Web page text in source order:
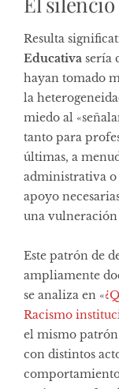
Resulta
Educativa sería
hayan tomado
la
miedo al
tanto para
últimas, a
administrativa o
apoyo
una vulneración
Este patrón de
ampliamente
se analiza en «
Racismo
el mismo
con distintos
comportamiento